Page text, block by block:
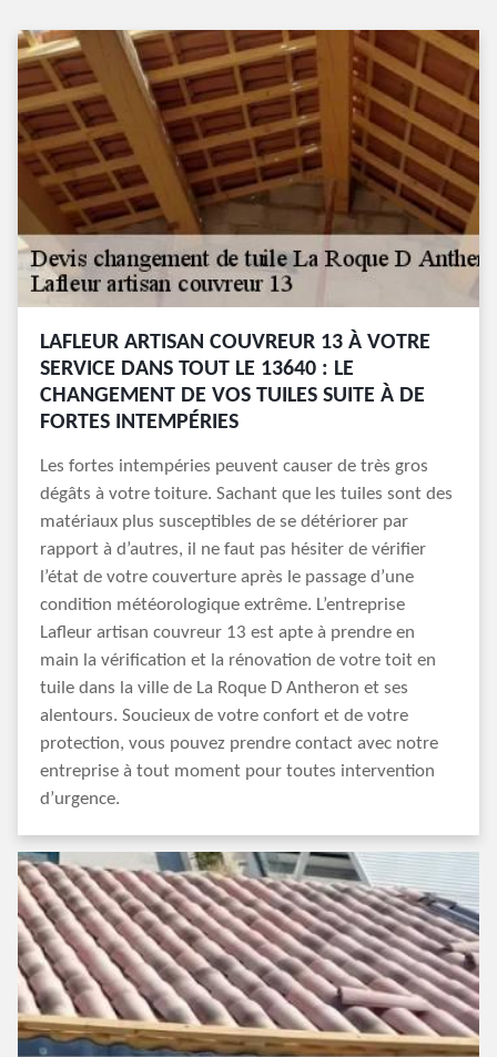
LAFLEUR ARTISAN COUVREUR 13 À VOTRE
SERVICE DANS TOUT LE 13640 : LE
CHANGEMENT DE VOS TUILES SUITE À DE
FORTES INTEMPÉRIES
Les fortes intempéries peuvent causer de très gros
dégâts à votre toiture. Sachant que les tuiles sont des
matériaux plus susceptibles de se détériorer par
rapport à d’autres, il ne faut pas hésiter de vérifier
l’état de votre couverture après le passage d’une
condition météorologique extrême. L’entreprise
Lafleur artisan couvreur 13 est apte à prendre en
main la vérification et la rénovation de votre toit en
tuile dans la ville de La Roque D Antheron et ses
alentours. Soucieux de votre confort et de votre
protection, vous pouvez prendre contact avec notre
entreprise à tout moment pour toutes intervention
d’urgence.